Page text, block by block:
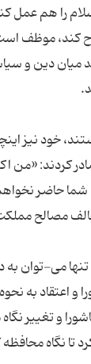
را هم عمل
موظف
امر به معروف و نهی از منکر برای همین است که
خود نیز
کردند: «من
شما حاضر
مصالح
تنها می-
و اعتقاد به
و تغییر
نگاه محافظه